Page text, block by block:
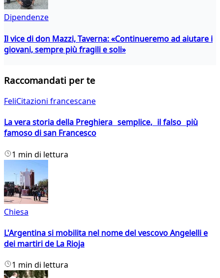
Dipendenze
Il vice di don Mazzi, Taverna: «Continueremo ad aiutare i
giovani, sempre più fragili e soli»
Raccomandati per te
FeliCitazioni francescane
La vera storia della Preghiera semplice, il falso più
famoso di san Francesco
1 min di lettura
Chiesa
L'Argentina si mobilita nel nome del vescovo Angelelli e
dei martiri de La Rioja
1 min di lettura